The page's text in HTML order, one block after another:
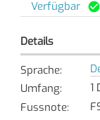
Verfügbar
Details
Sprache:
Umfang:
1
Fussnote: